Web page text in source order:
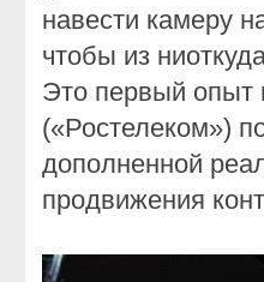
навести камеру
чтобы из
Это первый опыт
(«Ростелеком»)
дополненной
продвижения